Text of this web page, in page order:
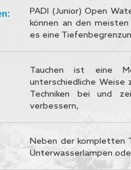
PADI (Junior) Open
können an den
es eine
Tauchen ist eine
unterschiedliche Weise
Techniken bei und
verbessern,
Neben der kompletten
Unterwasserlampen